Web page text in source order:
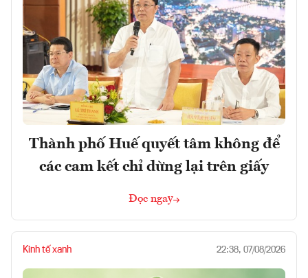
Thành phố Huế quyết tâm không để
các cam kết chỉ dừng lại trên giấy
Đọc ngay
Kinh tế xanh 22:38, 07/08/2026